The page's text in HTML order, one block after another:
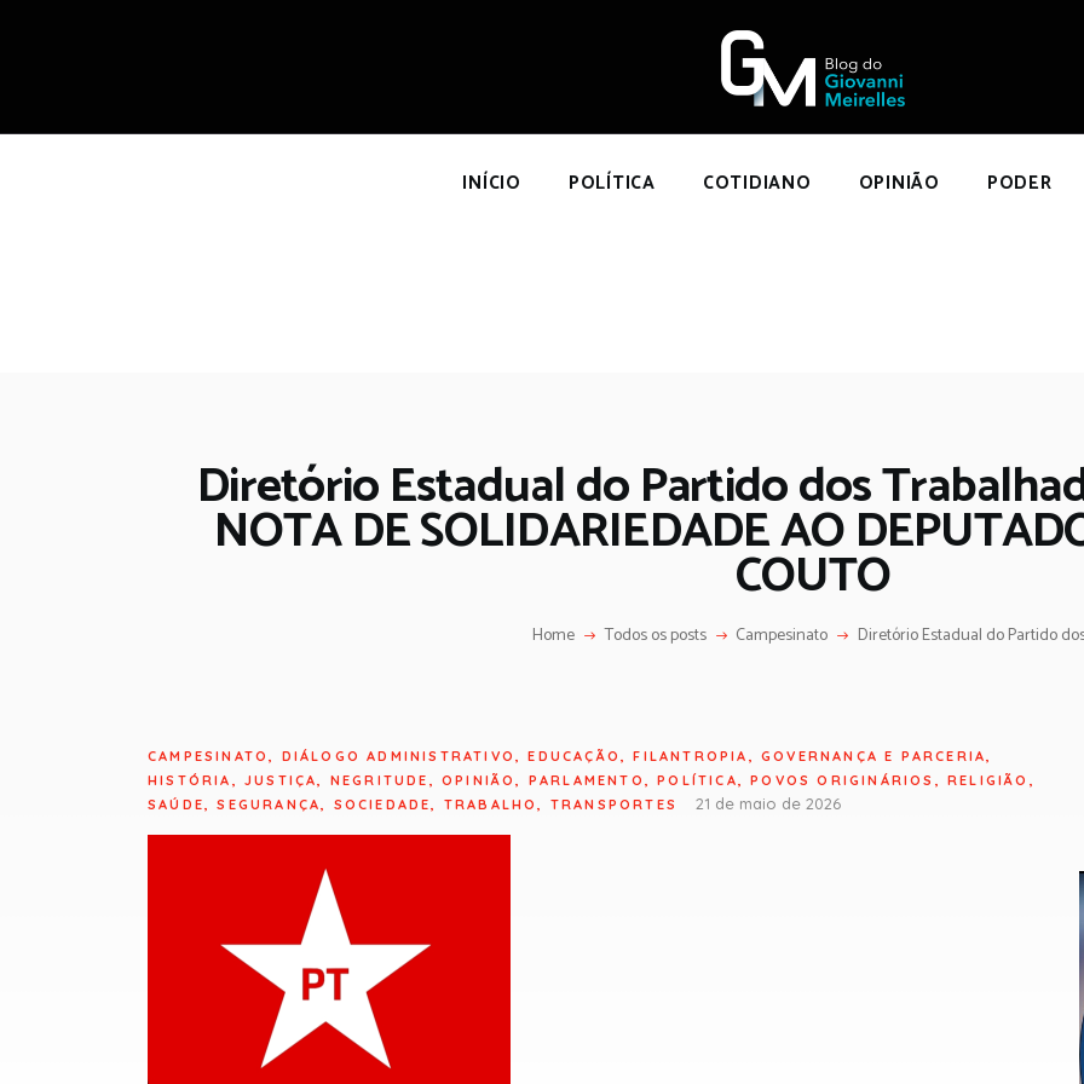
INÍCIO POLÍTICA COTIDIANO OPINIÃO PODER
Diretório Estadual do Partido dos
NOTA DE SOLIDARIEDADE AO
COUTO
Home Todos os posts Campesinato Diretório Estadual do Partido
COTIDIANO
OPINIÃO
CAMPESINATO, DIÁLOGO ADMINISTRATIVO,EDUCAÇÃO,FILANTROPIA ,GOVERNANÇA E PARCERIA,
HISTÓRIA ,JUSTIÇA, NEGRITUDE ,OPINIÃO, PARLAMENTO ,POLÍTICA,POVOS ORIGINÁRIOS ,RELIGIÃO ,
SAÚDE,SEGURANÇA, SOCIEDADE, TRABALHO, TRANSPORTES 21 de maio de 2026